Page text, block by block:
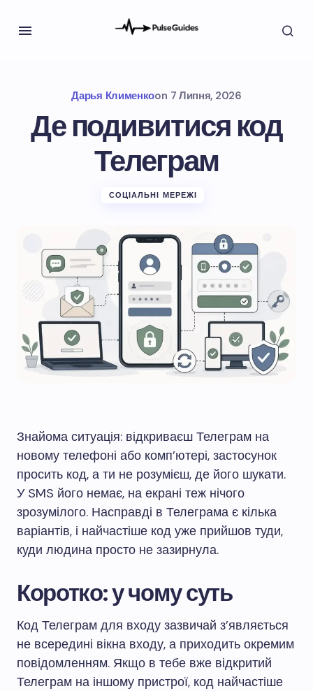
Дарья Клименкоon 7 Липня, 2026
Де подивитися код
Телеграм
СОЦІАЛЬНІ МЕРЕЖІ
Знайома ситуація: відкриваєш Телеграм на
новому телефоні або комп’ютері, застосунок
просить код, а ти не розумієш, де його шукати.
У SMS його немає, на екрані теж нічого
зрозумілого. Насправді в Телеграма є кілька
варіантів, і найчастіше код уже прийшов туди,
куди людина просто не зазирнула.
Коротко: у чому суть
Код Телеграм для входу зазвичай з’являється
не всередині вікна входу, а приходить окремим
повідомленням. Якщо в тебе вже відкритий
Телеграм на іншому пристрої, код найчастіше